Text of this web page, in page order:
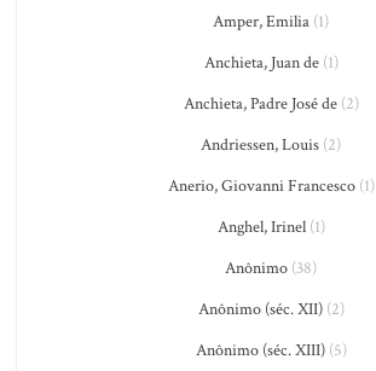
Amper, Emilia (1)
Anchieta, Juan de(1)
Anchieta, Padre José de(2)
Andriessen, Louis (2)
Anerio, Giovanni Francesco(1)
Anghel, Irinel(1)
Anônimo (38)
Anônimo (séc. XII)(2)
Anônimo (séc. XIII)(5)